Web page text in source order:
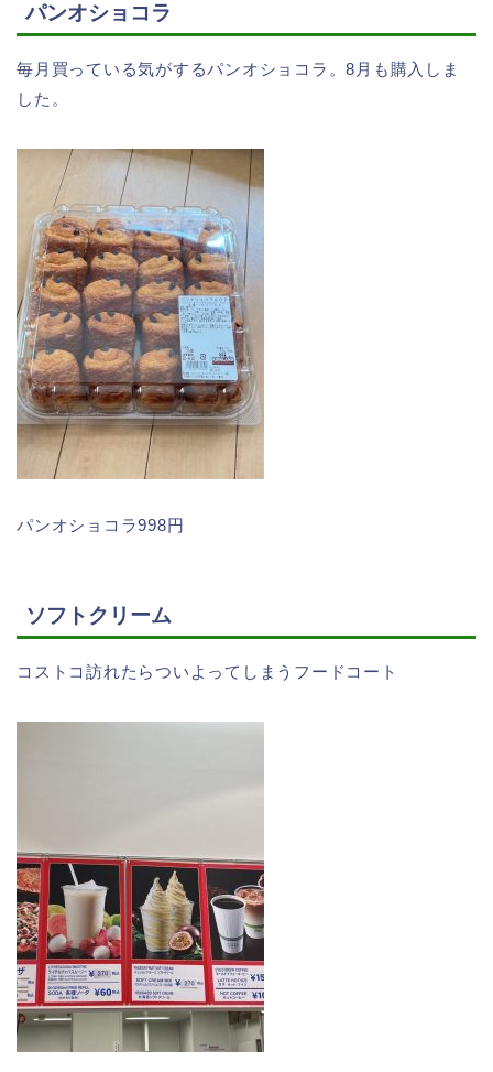
パンオショコラ
毎月買っている気がするパンオショコラ。8月も購入しま
した。
パンオショコラ998円
ソフトクリーム
コストコ訪れたらついよってしまうフードコート